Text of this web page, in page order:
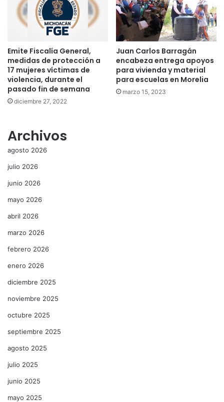
Emite Fiscalía General,
medidas de protección a
17 mujeres víctimas de
violencia, durante el
pasado fin de semana
diciembre 27, 2022
Juan Carlos Barragán
encabeza entrega apoyos
para vivienda y material
para escuelas en Morelia
marzo 15, 2023
Archivos
agosto 2026
julio 2026
junio 2026
mayo 2026
abril 2026
marzo 2026
febrero 2026
enero 2026
diciembre 2025
noviembre 2025
octubre 2025
septiembre 2025
agosto 2025
julio 2025
junio 2025
mayo 2025